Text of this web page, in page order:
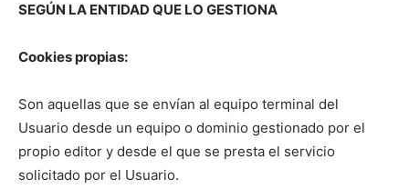
SEGÚN LA ENTIDAD QUE LO GESTIONA
Cookies propias:
Son aquellas que se envían al equipo terminal del
Usuario desde un equipo o dominio gestionado por el
propio editor y desde el que se presta el servicio
solicitado por el Usuario.